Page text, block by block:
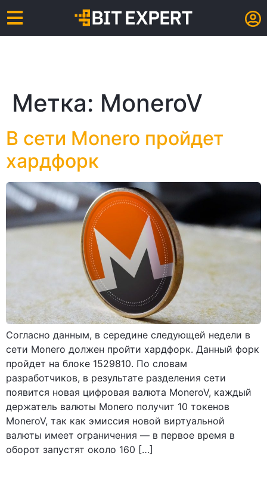
Метка: MoneroV
В сети Monero пройдет
хардфорк
Согласно данным, в середине следующей недели в
сети Monero должен пройти хардфорк. Данный форк
пройдет на блоке 1529810. По словам
разработчиков, в результате разделения сети
появится новая цифровая валюта MoneroV, каждый
держатель валюты Monero получит 10 токенов
MoneroV, так как эмиссия новой виртуальной
валюты имеет ограничения — в первое время в
оборот запустят около 160 […]